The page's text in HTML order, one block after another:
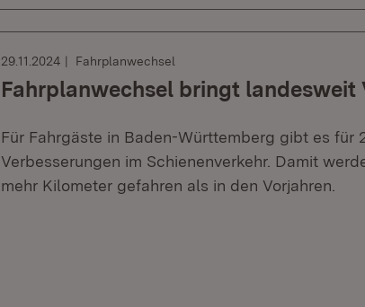
29.11.2024 Fahrplanwechsel
Fahrplanwechsel bringt landesweit
Für Fahrgäste in Baden-Württemberg gibt es für
Verbesserungen im Schienenverkehr. Damit
mehr Kilometer gefahren als in den Vorjahren.